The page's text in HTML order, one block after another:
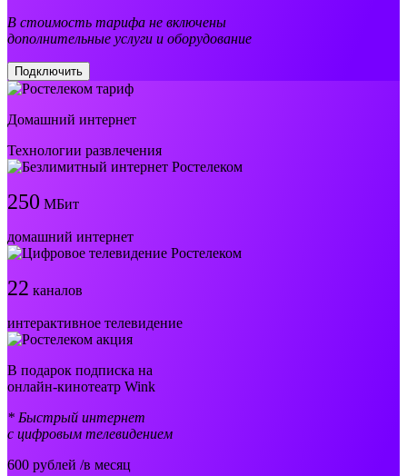
В стоимость тарифа не включены
дополнительные услуги и оборудование
Подключить
Домашний интернет
Технологии развлечения
250 МБит
домашний интернет
22 каналов
интерактивное телевидение
В подарок подписка на
онлайн-кинотеатр Wink
* Быстрый интернет
с цифровым телевидением
600 рублей /в месяц